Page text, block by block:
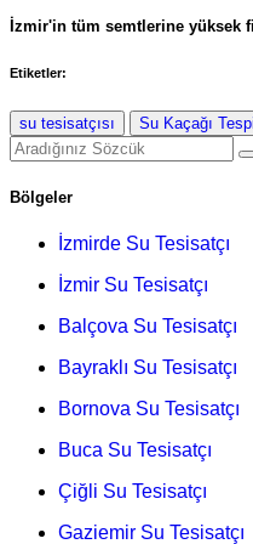
İzmir'in tüm semtlerine yüksek
Etiketler:
su tesisatçısı Su Kaçağı
Bölgeler
İzmirde Su Tesisatçı
İzmir Su Tesisatçı
Balçova Su Tesisatçı
Bayraklı Su Tesisatçı
Bornova Su Tesisatçı
Buca Su Tesisatçı
Çiğli Su Tesisatçı
Gaziemir Su Tesisatçı